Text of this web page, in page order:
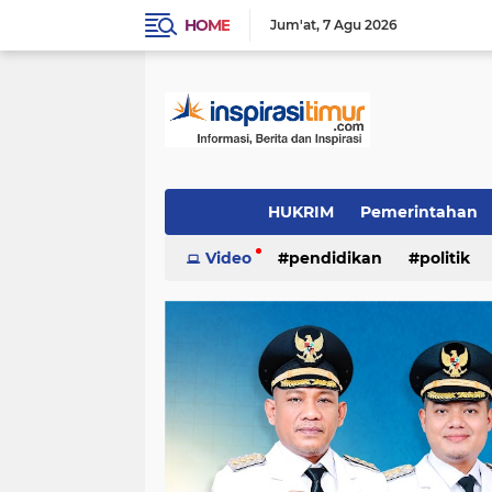
HOME Jum'at 7 Agu 2026
Indeks
HUKRIM
(1501)
Pemerintahan
(1324)
PENDIDIKAN POLITIK
(337) (244)
Daerah
(96)
OTOMOTIF
(90)
LIFE STYLE
Video pendidikan politik
video/foto